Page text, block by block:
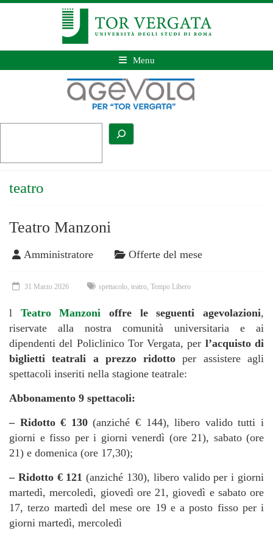
Menu
teatro
Teatro Manzoni
Amministratore Offerte del mese
31 Marzo 2026 spettacolo teatro Tempo Libero
l Teatro Manzonioffre le seguenti agevolazioni,
riservate alla nostra comunità universitaria e ai
dipendenti del Policlinico Tor Vergata, per l’acquisto di
biglietti teatrali a prezzo ridottoper assistere agli
spettacoli inseriti nella stagione teatrale:
Abbonamento 9 spettacoli:
– Ridotto € 130(anziché € 144), libero valido tutti i
giorni e fisso per i giorni venerdì (ore 21), sabato (ore
21) e domenica (ore 17,30);
– Ridotto € 121(anziché 130), libero valido per i giorni
martedì, mercoledì, giovedì ore 21, giovedì e sabato ore
17, terzo martedì del mese ore 19 e a posto fisso per i
giorni martedì, mercoledì